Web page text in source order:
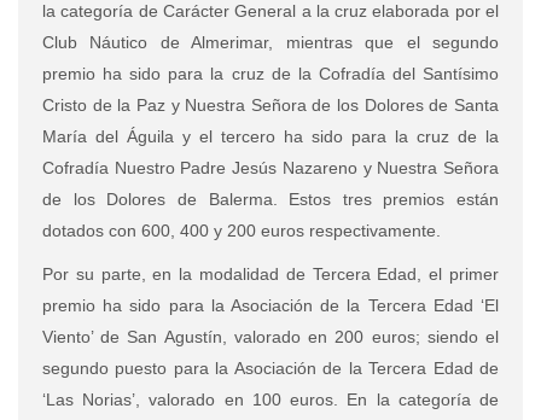
la categoría de Carácter General a la cruz elaborada por el
Club Náutico de Almerimar, mientras que el segundo
premio ha sido para la cruz de la Cofradía del Santísimo
Cristo de la Paz y Nuestra Señora de los Dolores de Santa
María del Águila y el tercero ha sido para la cruz de la
Cofradía Nuestro Padre Jesús Nazareno y Nuestra Señora
de los Dolores de Balerma. Estos tres premios están
dotados con 600, 400 y 200 euros respectivamente.
Por su parte, en la modalidad de Tercera Edad, el primer
premio ha sido para la Asociación de la Tercera Edad ‘El
Viento’ de San Agustín, valorado en 200 euros; siendo el
segundo puesto para la Asociación de la Tercera Edad de
‘Las Norias’, valorado en 100 euros. En la categoría de